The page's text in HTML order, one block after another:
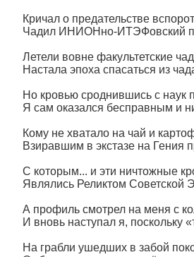
Кричал о предательстве
Чадил ИНИОНно-ИТЭФовский
Летели вовне факультетские
Настала эпоха спасаться из
Но кровью сроднившись с наук
Я сам оказался бесправным и
Кому не хватало на чай и
Взиравшим в экстазе на Гения
С которым... и эти ничтожные
Являлись Реликтом Советской
А профиль смотрел на меня с
И вновь наступал я, поскольку
На грабли ушедших в забой